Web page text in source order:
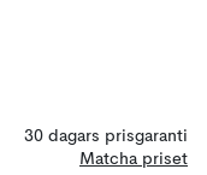
30 dagars prisgaranti
Matcha priset